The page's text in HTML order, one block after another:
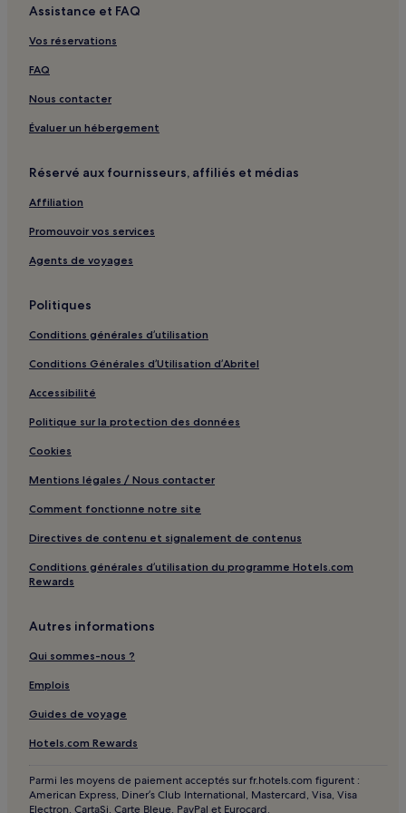
Bibione : Complexes hôteliers
Bibione : hôtels Hôtels avec sources chaudes
Sottomarina : hôtels Hôtels avec parking
Sottomarina : hôtels Hôtels avec petit-déjeuner gratuit
Sottomarina : Appartement à louer
Sottomarina : hôtels 3 étoiles
Jesolo Pineta : hôtels Hôtels avec parking
Dolo : hôtels Hôtels avec parking
Dolo : hôtels
Mirano : hôtels Hôtels d’affaires
Eraclea : hôtels
Marcon : hôtels Hôtels d’affaires
Chioggia : hôtels Hôtels avec parking
Chioggia : hôtels Hôtels avec centre de fitness
Chioggia : hôtels Hôtels avec petit-déjeuner gratuit
Chioggia : Mobil homes
Chioggia : Chambres d’hôtes
Chioggia : hôtels 3 étoiles
Chioggia : hôtels 4 étoiles
Chioggia : hôtels
Mestre : hôtels Hôtels avec centre de fitness
Mestre : hôtels Hôtels avec petit-déjeuner gratuit
Mestre : Maison d’hôtes
Mestre : Chambres d’hôtes
Assistance et FAQ
Vos réservations
FAQ
Nous contacter
Évaluer un hébergement
Réservé aux fournisseurs, affiliés et médias
Affiliation
Promouvoir vos services
Agents de voyages
Politiques
Conditions générales d’utilisation
Conditions Générales d’Utilisation d’Abritel
Accessibilité
Politique sur la protection des données
Cookies
Mentions légales / Nous contacter
Comment fonctionne notre site
Directives de contenu et signalement de contenus
Conditions générales d’utilisation du programme Hotels.com
Rewards
Autres informations
Qui sommes-nous ?
Emplois
Guides de voyage
Hotels.com Rewards
Parmi les moyens de paiement acceptés sur fr.hotels.com figurent :
American Express, Diner’s Club International, Mastercard, Visa, Visa
Electron, CartaSi, Carte Bleue, PayPal et Eurocard.